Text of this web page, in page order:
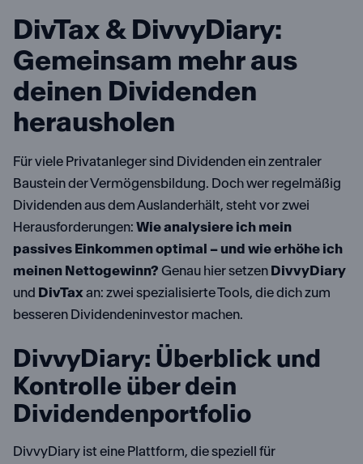
DivTax & DivvyDiary:
Gemeinsam mehr aus
deinen Dividenden
herausholen
Für viele Privatanleger sind Dividenden ein zentraler
Baustein der Vermögensbildung. Doch wer regelmäßig
Dividenden aus dem Auslanderhält, steht vor zwei
Herausforderungen: Wie analysiere ich mein
passives Einkommen optimal – und wie erhöhe ich
meinen Nettogewinn? Genau hier setzen DivvyDiary
und DivTaxan: zwei spezialisierte Tools, die dich zum
besseren Dividendeninvestor machen.
DivvyDiary: Überblick und
Kontrolle über dein
Dividendenportfolio
DivvyDiary ist eine Plattform, die speziell für